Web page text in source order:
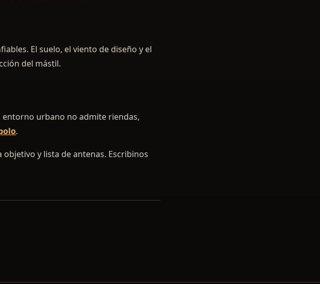
El suelo, el viento de diseño y el
del mástil.
entorno urbano no admite riendas,
.
y lista de antenas. Escribinos